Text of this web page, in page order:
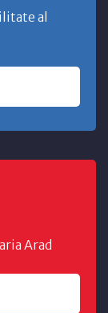
al
Arad